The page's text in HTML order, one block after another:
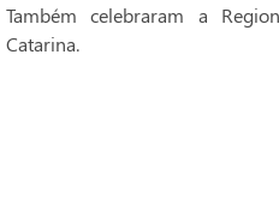
Também celebraram a
Catarina.